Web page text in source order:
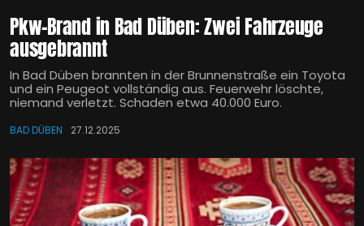
Pkw-Brand in Bad Düben: Zwei Fahrzeuge
ausgebrannt
In Bad Düben brannten in der Brunnenstraße ein Toyota
und ein Peugeot vollständig aus. Feuerwehr löschte,
niemand verletzt. Schaden etwa 40.000 Euro.
BAD DÜBEN 27.12.2025